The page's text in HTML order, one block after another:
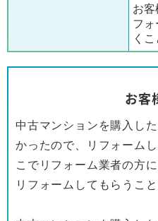
お
フ
く
お客
中古マンションを購入し
かったので、リフォーム
こでリフォーム業者の方
リフォームしてもらうこと